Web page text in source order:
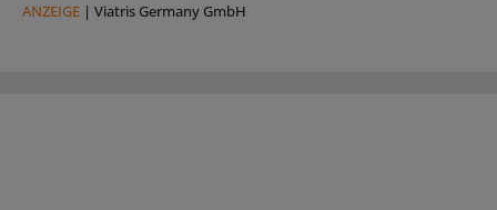
ANZEIGE | Viatris Germany GmbH